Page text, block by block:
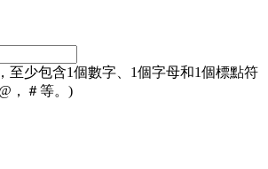
至少包含1個數字、1個字母和1個標點符
，＃等。)